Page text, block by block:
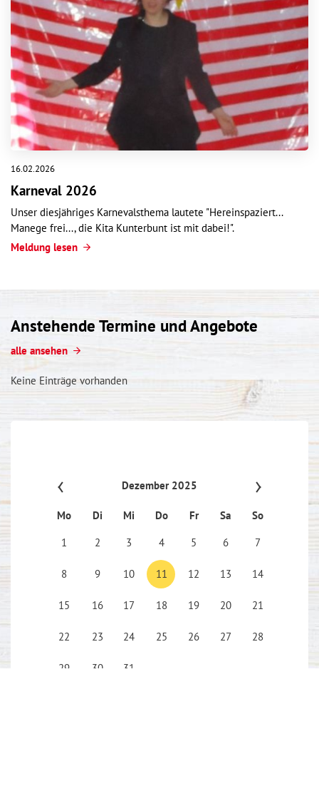
16.02.2026
Karneval 2026
Unser diesjähriges Karnevalsthema lautete "Hereinspaziert...
Manege frei..., die Kita Kunterbunt ist mit dabei!".
Meldung lesen
Anstehende Termine und Angebote
alle ansehen
Keine Einträge vorhanden
Dezember 2025
Mo Di Mi Do Fr Sa
So
1
2 3 4 5 6 7
8 9 10 11 12 13 14
15 16 17 18 19 20 21
22 23 24 25 26 27 28
29 30 31